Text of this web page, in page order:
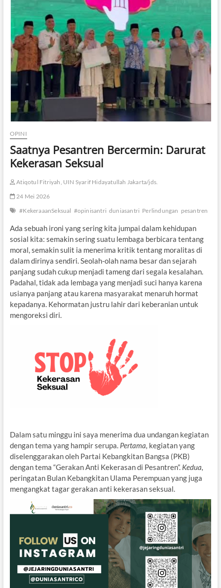
OPINI
Saatnya Pesantren Bercermin: Darurat
Kekerasan Seksual
Atiqotul Fitriyah, UIN Syarif Hidayatullah Jakarta/jds.
24 Mei 2026
#KekeraaanSeksual #opinisantri duniasantri Perlindungan pesantren
Ada sebuah ironi yang sering kita jumpai dalam kehidupan
sosial kita: semakin sering suatu lembaga berbicara tentang
moral, semakin sulit ia menerima kritik tentang moralitas di
dalam dirinya sendiri. Seolah-olah nama besar dan sejarah
panjang sudah cukup menjadi tameng dari segala kesalahan.
Padahal, tidak ada lembaga yang menjadi suci hanya karena
usianya panjang atau karena masyarakat menaruh hormat
kepadanya. Kehormatan justru lahir dari keberanian untuk
mengoreksi diri.
Dalam satu minggu ini saya menerima dua undangan kegiatan
dengan tema yang hampir serupa. Pertama, kegiatan yang
diselenggarakan oleh Partai Kebangkitan Bangsa (PKB)
dengan tema “Gerakan Anti Kekerasan di Pesantren”. Kedua,
peringatan Bulan Kebangkitan Ulama Perempuan yang juga
mengangkat tagar gerakan anti kekerasan seksual.